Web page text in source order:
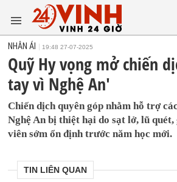
NHÂN ÁI 19:48 27-07-2025
Quỹ Hy vọng mở chiến
tay vì Nghệ An'
Chiến dịch quyên góp nhằm hỗ trợ
Nghệ An bị thiệt hại do sạt lở, lũ quét,
viên sớm ổn định trước năm học mới.
TIN LIÊN QUAN